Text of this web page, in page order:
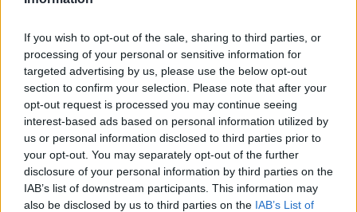
If you wish to opt-out of the sale, sharing to third parties, or
processing of your personal or sensitive information for
targeted advertising by us, please use the below opt-out
section to confirm your selection. Please note that after your
opt-out request is processed you may continue seeing
interest-based ads based on personal information utilized by
us or personal information disclosed to third parties prior to
your opt-out. You may separately opt-out of the further
disclosure of your personal information by third parties on the
IAB’s list of downstream participants. This information may
also be disclosed by us to third parties on the IAB’s List of
ΑΠΑΝΤΗΣΗ
Αλβανοί με ταυτοτητα ομογενους χωρις να ειναι
Ελληνες...
16.05.2024, 19:30
Ασε μας ρε φιλε. Εσενα ο Κουλης σου φταιει
με τους αλβανους που έχουμε μπλέξει; Επι
συριζα ποσοι εγιναν παρανομα Ελληνες ξερεις;
ΑΠΑΝΤΗΣΗ